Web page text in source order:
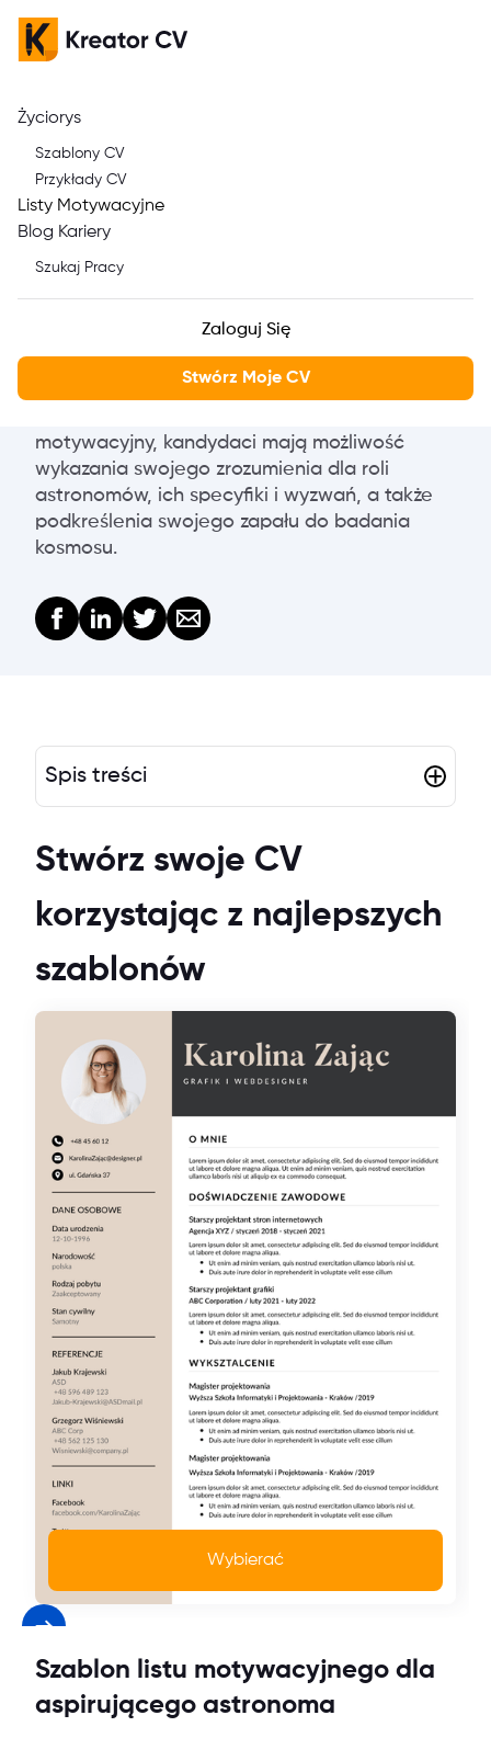
Życiorys
Szablony CV
Przykłady CV
Listy Motywacyjne
Blog Kariery
Szukaj Pracy
Zaloguj Się
Stwórz Moje CV
Hubble, tu ja: Jak
napisać list motywacyjny
dla Astronoma, z pomocą
naszych szablonów!
jest kluczowym elementem w procesie
specjalistycznego zawodu jak astronom, staje
motywacyjny, kandydaci mają możliwość
wykazania swojego zrozumienia dla roli
astronomów, ich specyfiki i wyzwań, a także
podkreślenia swojego zapału do badania
kosmosu.
Spis treści
Stwórz swoje CV
korzystając z najlepszych
szablonów
Wybierać
Szablon listu motywacyjnego dla
aspirującego astronoma